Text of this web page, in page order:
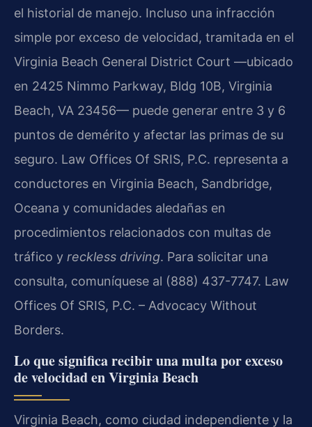
el historial de manejo. Incluso una infracción
simple por exceso de velocidad, tramitada en el
Virginia Beach General District Court —ubicado
en 2425 Nimmo Parkway, Bldg 10B, Virginia
Beach, VA 23456— puede generar entre 3 y 6
puntos de demérito y afectar las primas de su
seguro. Law Offices Of SRIS, P.C. representa a
conductores en Virginia Beach, Sandbridge,
Oceana y comunidades aledañas en
procedimientos relacionados con multas de
tráfico y reckless driving. Para solicitar una
consulta, comuníquese al (888) 437-7747. Law
Offices Of SRIS, P.C. – Advocacy Without
Borders.
Lo que significa recibir una multa por exceso
de velocidad en Virginia Beach
Virginia Beach, como ciudad independiente y la